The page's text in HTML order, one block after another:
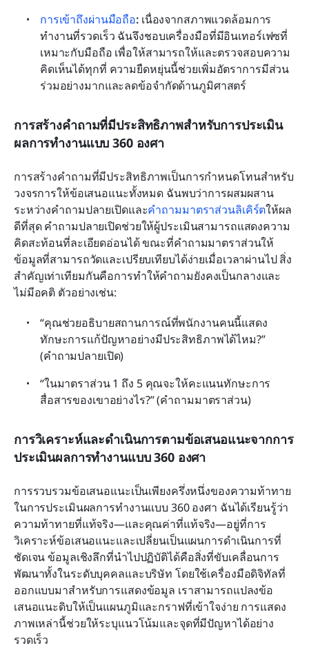
การเข้าถึงผ่านมือถือ: เนื่องจากสภาพแวดล้อมการ
ทำงานที่รวดเร็ว ฉันจึงชอบเครื่องมือที่มีอินเทอร์เฟซที่
เหมาะกับมือถือ เพื่อให้สามารถให้และตรวจสอบความ
คิดเห็นได้ทุกที่ ความยืดหยุ่นนี้ช่วยเพิ่มอัตราการมีส่วน
ร่วมอย่างมากและลดข้อจำกัดด้านภูมิศาสตร์
การสร้างคำถามที่มีประสิทธิภาพสำหรับการประเมิน
ผลการทำงานแบบ 360 องศา
การสร้างคำถามที่มีประสิทธิภาพเป็นการกำหนดโทนสำหรับ
วงจรการให้ข้อเสนอแนะทั้งหมด ฉันพบว่าการผสมผสาน
ระหว่างคำถามปลายเปิดและคำถามมาตราส่วนลิเคิร์ตให้ผล
ดีที่สุด คำถามปลายเปิดช่วยให้ผู้ประเมินสามารถแสดงความ
คิดสะท้อนที่ละเอียดอ่อนได้ ขณะที่คำถามมาตราส่วนให้
ข้อมูลที่สามารถวัดและเปรียบเทียบได้ง่ายเมื่อเวลาผ่านไป สิ่ง
สำคัญเท่าเทียมกันคือการทำให้คำถามยังคงเป็นกลางและ
ไม่มีอคติ ตัวอย่างเช่น:
“คุณช่วยอธิบายสถานการณ์ที่พนักงานคนนี้แสดง
ทักษะการแก้ปัญหาอย่างมีประสิทธิภาพได้ไหม?”
(คำถามปลายเปิด)
“ในมาตราส่วน 1 ถึง 5 คุณจะให้คะแนนทักษะการ
สื่อสารของเขาอย่างไร?” (คำถามมาตราส่วน)
การวิเคราะห์และดำเนินการตามข้อเสนอแนะจากการ
ประเมินผลการทำงานแบบ 360 องศา
การรวบรวมข้อเสนอแนะเป็นเพียงครึ่งหนึ่งของความท้าทาย
ในการประเมินผลการทำงานแบบ 360 องศา ฉันได้เรียนรู้ว่า
ความท้าทายที่แท้จริง—และคุณค่าที่แท้จริง—อยู่ที่การ
วิเคราะห์ข้อเสนอแนะและเปลี่ยนเป็นแผนการดำเนินการที่
ชัดเจน ข้อมูลเชิงลึกที่นำไปปฏิบัติได้คือสิ่งที่ขับเคลื่อนการ
พัฒนาทั้งในระดับบุคคลและบริษัท โดยใช้เครื่องมือดิจิทัลที่
ออกแบบมาสำหรับการแสดงข้อมูล เราสามารถแปลงข้อ
เสนอแนะดิบให้เป็นแผนภูมิและกราฟที่เข้าใจง่าย การแสดง
ภาพเหล่านี้ช่วยให้ระบุแนวโน้มและจุดที่มีปัญหาได้อย่าง
รวดเร็ว